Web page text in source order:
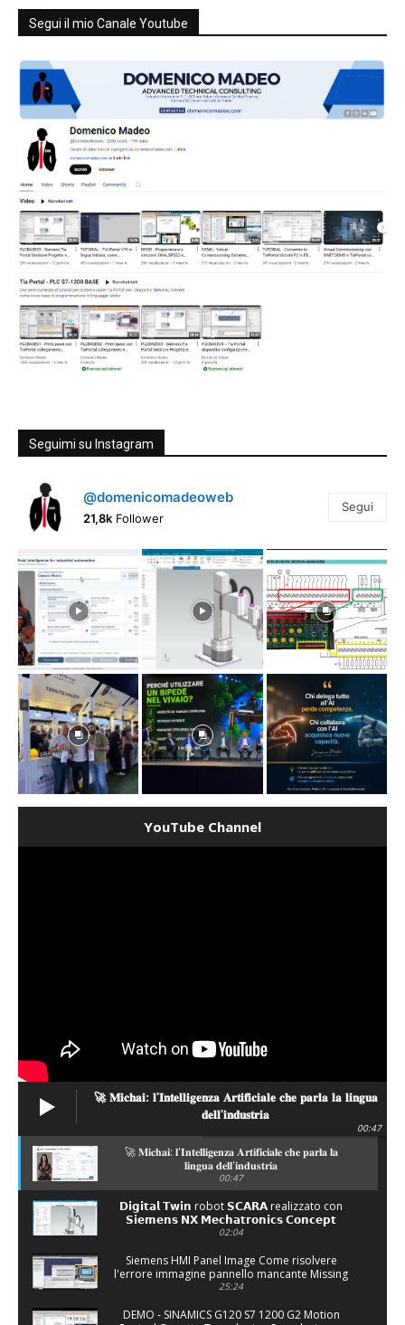
Segui il mio Canale Youtube
Seguimi su Instagram
@domenicomadeoweb
21,8k Follower
Segui
YouTube Channel
🚀 𝐌𝐢𝐜𝐡𝐚𝐢: 𝐥'𝐈𝐧𝐭𝐞𝐥𝐥𝐢𝐠𝐞𝐧𝐳𝐚 𝐀𝐫𝐭𝐢𝐟𝐢𝐜𝐢𝐚𝐥𝐞 𝐜𝐡𝐞 𝐩𝐚𝐫𝐥𝐚 𝐥𝐚 𝐥𝐢𝐧𝐠𝐮𝐚
𝐝𝐞𝐥𝐥'𝐢𝐧𝐝𝐮𝐬𝐭𝐫𝐢𝐚
00:47
🚀 𝐌𝐢𝐜𝐡𝐚𝐢: 𝐥'𝐈𝐧𝐭𝐞𝐥𝐥𝐢𝐠𝐞𝐧𝐳𝐚 𝐀𝐫𝐭𝐢𝐟𝐢𝐜𝐢𝐚𝐥𝐞 𝐜𝐡𝐞 𝐩𝐚𝐫𝐥𝐚 𝐥𝐚
𝐥𝐢𝐧𝐠𝐮𝐚 𝐝𝐞𝐥𝐥'𝐢𝐧𝐝𝐮𝐬𝐭𝐫𝐢𝐚
00:47
𝗗𝗶𝗴𝗶𝘁𝗮𝗹 𝗧𝘄𝗶𝗻 robot 𝗦𝗖𝗔𝗥𝗔 realizzato con
𝗦𝗶𝗲𝗺𝗲𝗻𝘀 𝗡𝗫 𝗠𝗲𝗰𝗵𝗮𝘁𝗿𝗼𝗻𝗶𝗰𝘀 𝗖𝗼𝗻𝗰𝗲𝗽𝘁
𝗗𝗲𝘀𝗶𝗴𝗻𝗲𝗿 (𝗠𝗖𝗗)
02:04
Siemens HMI Panel Image Come risolvere
l'errore immagine pannello mancante Missing
Panel Image
25:24
DEMO - SINAMICS G120 S7 1200 G2 Motion